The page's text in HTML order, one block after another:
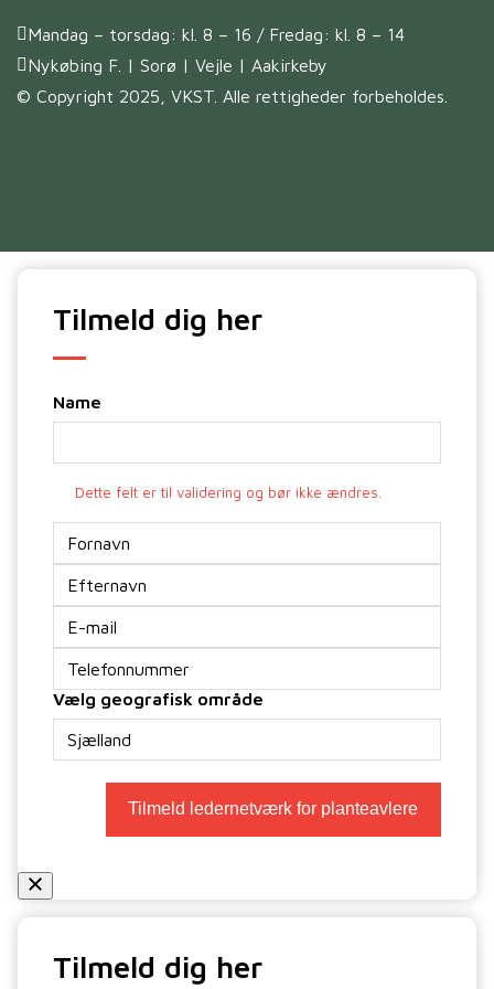
Mandag – torsdag: kl. 8 – 16 / Fredag: kl. 8 – 14
Nykøbing F. | Sorø | Vejle | Aakirkeby
© Copyright 2025, VKST. Alle rettigheder forbeholdes.
Tilmeld dig her
Name
Dette felt er til validering og bør ikke ændres.
mail*
Vælg geografisk område
Tilmeld dig her